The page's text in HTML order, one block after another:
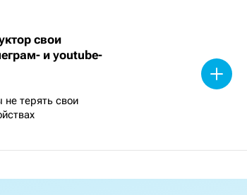
свои
и youtube-
терять свои